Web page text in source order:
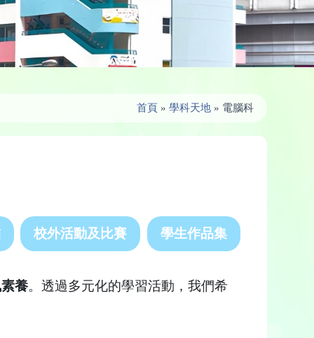
首頁» 學科天地» 電腦科
校外活動及比賽 學生作品集
養。透過多元化的學習活動，我們希